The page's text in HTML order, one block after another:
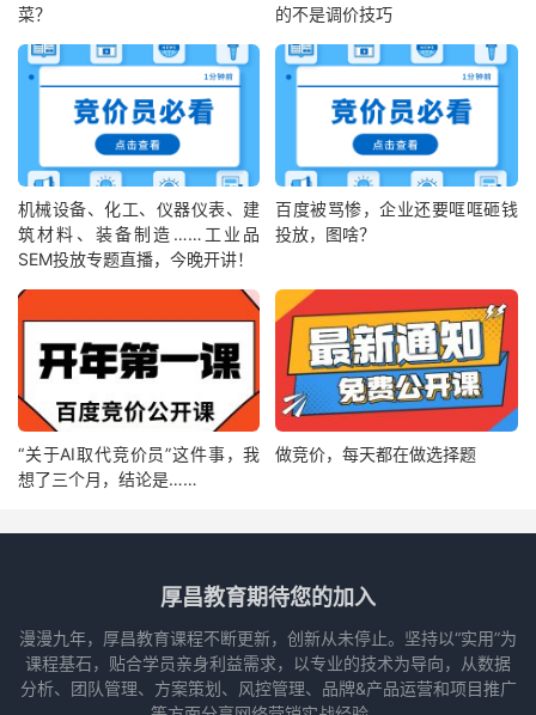
菜？
的不是调价技巧
机械设备、化工、仪器仪表、建
筑材料、装备制造……工业品
SEM投放专题直播，今晚开讲！
百度被骂惨，企业还要哐哐砸钱
投放，图啥？
“关于AI取代竞价员”这件事，我
想了三个月，结论是……
做竞价，每天都在做选择题
厚昌教育期待您的加入
漫漫九年，厚昌教育课程不断更新，创新从未停止。坚持以“实用”为
课程基石，贴合学员亲身利益需求，以专业的技术为导向，从数据
分析、团队管理、方案策划、风控管理、品牌&产品运营和项目推广